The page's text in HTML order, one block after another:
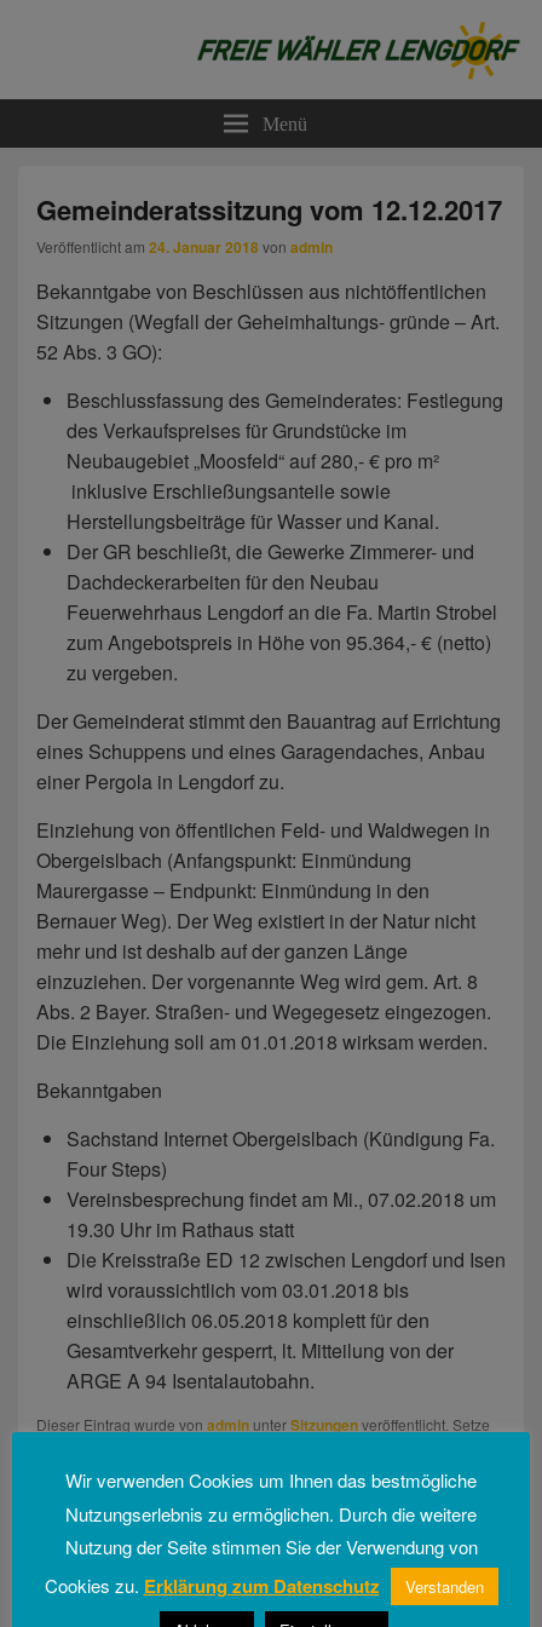
Freie Wähler Lengdorf
Menü
Gemeinderatssitzung vom 12.12.2017
Veröffentlicht am 24. Januar 2018von admin
Bekanntgabe von Beschlüssen aus nichtöffentlichen
Sitzungen (Wegfall der Geheimhaltungs- gründe – Art.
52 Abs. 3 GO):
Beschlussfassung des Gemeinderates: Festlegung
des Verkaufspreises für Grundstücke im
Neubaugebiet „Moosfeld“ auf 280,- € pro m²
inklusive Erschließungsanteile sowie
Herstellungsbeiträge für Wasser und Kanal.
Der GR beschließt, die Gewerke Zimmerer- und
Dachdeckerarbeiten für den Neubau
Feuerwehrhaus Lengdorf an die Fa. Martin Strobel
zum Angebotspreis in Höhe von 95.364,- € (netto)
zu vergeben.
Der Gemeinderat stimmt den Bauantrag auf Errichtung
eines Schuppens und eines Garagendaches, Anbau
einer Pergola in Lengdorf zu.
Einziehung von öffentlichen Feld- und Waldwegen in
Obergeislbach (Anfangspunkt: Einmündung
Maurergasse – Endpunkt: Einmündung in den
Bernauer Weg). Der Weg existiert in der Natur nicht
mehr und ist deshalb auf der ganzen Länge
einzuziehen. Der vorgenannte Weg wird gem. Art. 8
Abs. 2 Bayer. Straßen- und Wegegesetz eingezogen.
Die Einziehung soll am 01.01.2018 wirksam werden.
Bekanntgaben
Sachstand Internet Obergeislbach (Kündigung Fa.
Four Steps)
Vereinsbesprechung findet am Mi., 07.02.2018 um
19.30 Uhr im Rathaus statt
Die Kreisstraße ED 12 zwischen Lengdorf und Isen
wird voraussichtlich vom 03.01.2018 bis
einschließlich 06.05.2018 komplett für den
Gesamtverkehr gesperrt, lt. Mitteilung von der
ARGE A 94 Isentalautobahn.
Dieser Eintrag wurde von admin unterSitzungenveröffentlicht. Setze
Beitragsnavigation
←Vorherige Vorheriger
Beitrag:
Gemeinderatssitzung vom 16.11.2017
Wir verwenden Cookies um Ihnen das bestmögliche
Nutzungserlebnis zu ermöglichen. Durch die weitere
Nutzung der Seite stimmen Sie der Verwendung von
Cookies zu. Erklärung zum Datenschutz
Verstanden